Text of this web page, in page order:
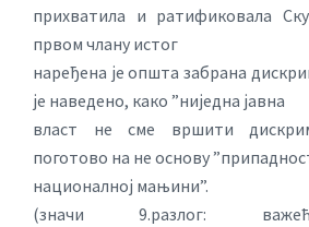
прихватила и ратификовала
првом члану истог
наређена је општа забрана
је наведено, како ”ниједна јавна
власт не сме вршити
поготово на не основу
националној мањини”.
(значи 9.разлог: